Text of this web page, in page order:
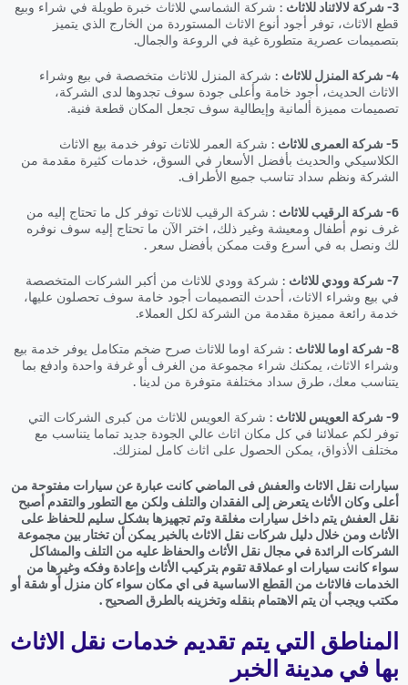
3- شركة لالائناد للاثاث
: شركة الشماسي للاثاث خبرة طويلة في شراء وبيع
قطع الاثاث، توفر أجود أنوع الاثاث المستوردة من الخارج الذي يتميز
بتصميمات عصرية متطورة غية في الروعة والجمال.
4- شركة المنزل للاثاث
: شركة المنزل للاثاث متخصصة في بيع وشراء
الاثاث الحديث، أجود خامة وأعلى جودة سوف تجدوها لدى الشركة،
تصميمات مميزة ألمانية وإيطالية سوف تجعل المكان قطعة فنية.
5- شركة العمرى للاثاث
: شركة العمر للاثاث توفر خدمة بيع الاثاث
الكلاسيكي والحديث بأفضل الأسعار في السوق، خدمات كثيرة مقدمة من
الشركة ونظم سداد تناسب جميع الأطراف.
6- شركة الرقيب للاثاث
: شركة الرقيب للاثاث توفر كل ما تحتاج إليه من
غرف نوم أطفال ومعيشة وغير ذلك، اختر الآن ما تحتاج إليه سوف نوفره
لك ونصل به في أسرع وقت ممكن بأفضل سعر .
7- شركة وودي للاثاث
: شركة وودي للاثاث من أكبر الشركات المتخصصة
في بيع وشراء الاثاث، أحدث التصميمات أجود خامة سوف تحصلون عليها،
خدمة رائعة مميزة مقدمة من الشركة لكل العملاء.
8- شركة اوما للاثاث
: شركة اوما للاثاث صرح ضخم متكامل يوفر خدمة بيع
وشراء الاثاث، يمكنك شراء مجموعة من الغرف أو غرفة واحدة وادفع بما
يتناسب معك، طرق سداد مختلفة متوفرة من لدينا .
9- شركة العويس للاثاث
: شركة العويس للاثاث من كبرى الشركات التي
توفر لكم عملائنا في كل مكان اثاث عالي الجودة جديد تماما يتناسب مع
مختلف الأذواق، يمكن الحصول على اثاث كامل لمنزلك.
سيارات نقل الاثاث والعفش فى الماضي كانت عبارة عن سيارات مفتوحة من
أعلى وكان الأثاث يتعرض إلى الفقدان والتلف ولكن مع التطور والتقدم أصبح
نقل العفش يتم داخل سيارات مغلقة وتم تجهيزها بشكل سليم للحفاظ على
الأثاث ومن خلال دليل شركات نقل الاثاث بالخبر يمكن أن تختار بين مجموعة
الشركات الرائدة في مجال نقل الأثاث والحفاظ عليه من التلف والمشاكل
سواء كانت سيارات او عملاقة تقوم بتركيب الأثاث وإعادة وفكه وغيرها من
الخدمات فالاثاث من القطع الاساسية فى اي مكان سواء كان منزل أو شقة أو
مكتب ويجب أن يتم الاهتمام بنقله وتخزينه بالطرق الصحيح .
المناطق التي يتم تقديم خدمات نقل الاثاث
بها في مدينة الخبر